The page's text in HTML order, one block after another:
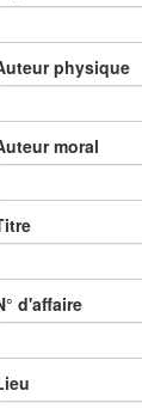
physique
moral
d'affaire